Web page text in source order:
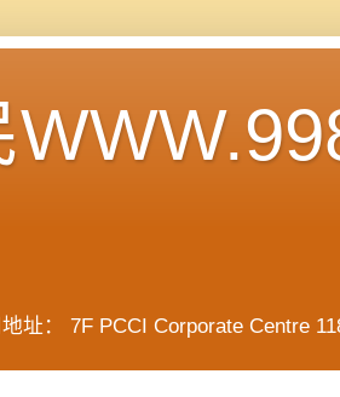
址： 7F PCCI Corporate Centre